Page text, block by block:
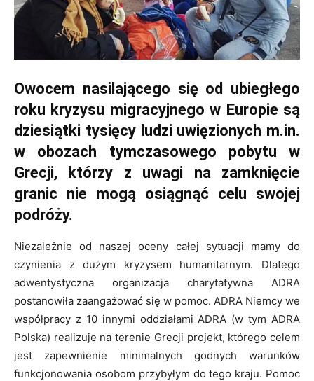
Owocem nasilającego się od ubiegłego
roku kryzysu migracyjnego w Europie są
dziesiątki tysięcy ludzi uwięzionych m.in.
w obozach tymczasowego pobytu w
Grecji, którzy z uwagi na zamknięcie
granic nie mogą osiągnąć celu swojej
podróży.
Niezależnie od naszej oceny całej sytuacji mamy do
czynienia z dużym kryzysem humanitarnym. Dlatego
adwentystyczna organizacja charytatywna ADRA
postanowiła zaangażować się w pomoc. ADRA Niemcy we
współpracy z 10 innymi oddziałami ADRA (w tym ADRA
Polska) realizuje na terenie Grecji projekt, którego celem
jest zapewnienie minimalnych godnych warunków
funkcjonowania osobom przybyłym do tego kraju. Pomoc